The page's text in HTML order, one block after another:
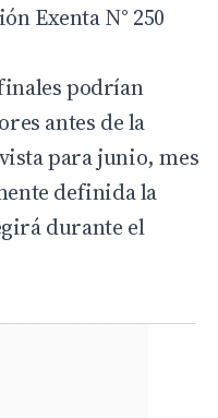
Exenta N° 250
podrían
antes de la
para junio, mes
definida la
durante el